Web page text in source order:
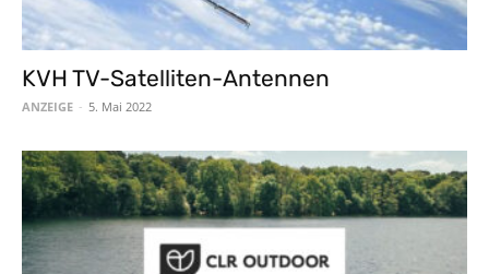
KVH TV-Satelliten-Antennen
ANZEIGE - 5. Mai 2022